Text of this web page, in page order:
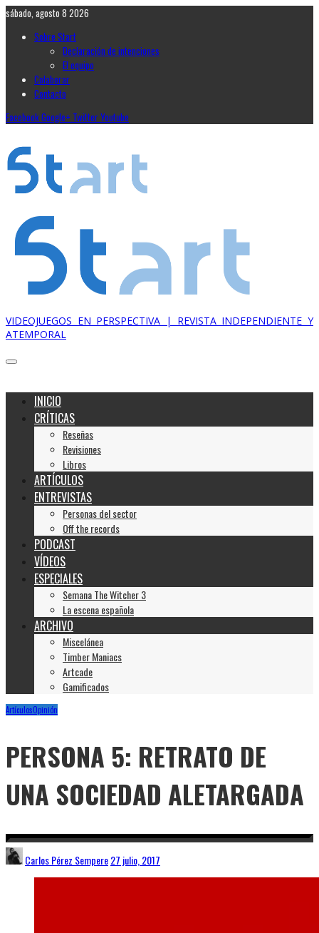
sábado, agosto 8 2026
Sobre Start
Declaración de intenciones
El equipo
Colaborar
Contacto
FacebookGoogle+ TwitterYoutube
VIDEOJUEGOS EN PERSPECTIVA | REVISTA INDEPENDIENTE Y
ATEMPORAL
INICIO
CRÍTICAS
Reseñas
Revisiones
Libros
ARTÍCULOS
ENTREVISTAS
Personas del sector
Off the records
PODCAST
VÍDEOS
ESPECIALES
Semana The Witcher 3
La escena española
ARCHIVO
Miscelánea
Timber Maniacs
Artcade
Gamificados
ArtículosOpinión
PERSONA 5: RETRATO DE
UNA SOCIEDAD ALETARGADA
Carlos Pérez Sempere27 julio, 2017